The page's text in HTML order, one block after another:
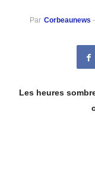
Par Corbeaunews -
Les heures